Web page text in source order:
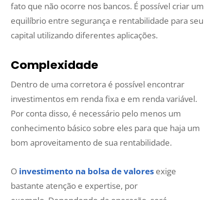
fato que não ocorre nos bancos. É possível criar um
equilíbrio entre segurança e rentabilidade para seu
capital utilizando diferentes aplicações.
Complexidade
Dentro de uma corretora é possível encontrar
investimentos em renda fixa e em renda variável.
Por conta disso, é necessário pelo menos um
conhecimento básico sobre eles para que haja um
bom aproveitamento de sua rentabilidade.
O investimento na bolsa de valores exige
bastante atenção e expertise, por